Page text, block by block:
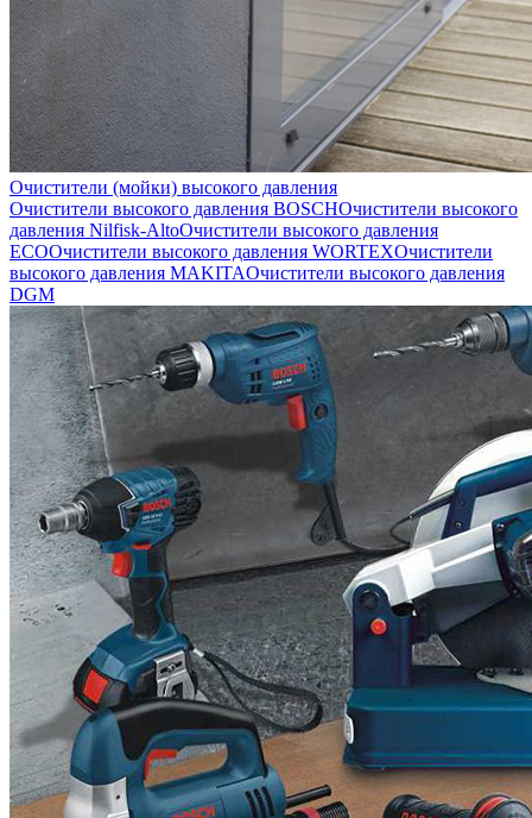
Очистители (мойки) высокого давления
Очистители высокого давления BOSCHОчистители высокого
давления Nilfisk-AltoОчистители высокого давления
ECOОчистители высокого давления WORTEXОчистители
высокого давления MAKITAОчистители высокого давления
DGM